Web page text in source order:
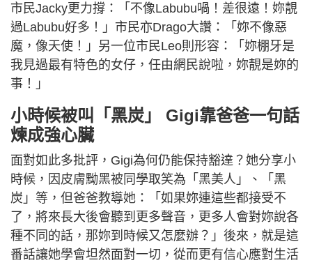
市民Jacky更力撐：「不像Labubu喎！差很遠！妳靚
過Labubu好多！」市民亦Drago大讚：「妳不像惡
魔，像天使！」另一位市民Leo則形容：「妳棚牙是
我見過最有特色的女仔，任由網民說啦，妳靚是妳的
事！」
小時候被叫「黑炭」 Gigi靠爸爸一句話
煉成強心臟
面對如此多批評，Gigi為何仍能保持豁達？她分享小
時候，因皮膚黝黑被同學取笑為「黑美人」、「黑
炭」等，但爸爸教導她：「如果妳連這些都接受不
了，將來長大後會聽到更多聲音，更多人會對妳說各
種不同的話，那妳到時候又怎麼辦？」後來，就是這
番話讓她學會坦然面對一切，從而更有信心應對生活